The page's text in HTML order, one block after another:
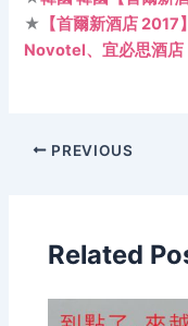
★ 【首爾新酒店
Novotel、宜必思酒店
PREVIOUS
Related